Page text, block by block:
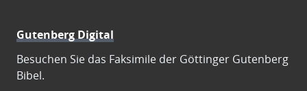
Gutenberg Digital
Besuchen Sie das Faksimile der Göttinger Gutenberg
Bibel.